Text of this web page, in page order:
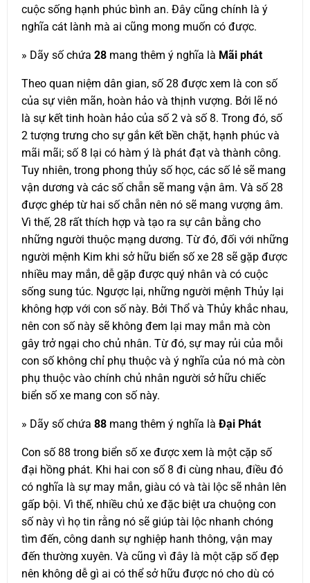
cuộc sống hạnh phúc bình an. Đây cũng chính là ý
nghĩa cát lành mà ai cũng mong muốn có được.
» Dãy số chứa 28 mang thêm ý nghĩa là Mãi phát
Theo quan niệm dân gian, số 28 được xem là con số
của sự viên mãn, hoàn hảo và thịnh vượng. Bởi lẽ nó
là sự kết tinh hoàn hảo của số 2 và số 8. Trong đó, số
2 tượng trưng cho sự gắn kết bền chặt, hạnh phúc và
mãi mãi; số 8 lại có hàm ý là phát đạt và thành công.
Tuy nhiên, trong phong thủy số học, các số lẻ sẽ mang
vận dương và các số chẵn sẽ mang vận âm. Và số 28
được ghép từ hai số chẵn nên nó sẽ mang vượng âm.
Vì thế, 28 rất thích hợp và tạo ra sự cân bằng cho
những người thuộc mạng dương. Từ đó, đối với những
người mệnh Kim khi sở hữu biển số xe 28 sẽ gặp được
nhiều may mắn, dễ gặp được quý nhân và có cuộc
sống sung túc. Ngược lại, những người mệnh Thủy lại
không hợp với con số này. Bởi Thổ và Thủy khắc nhau,
nên con số này sẽ không đem lại may mắn mà còn
gây trở ngại cho chủ nhân. Từ đó, sự may rủi của mỗi
con số không chỉ phụ thuộc và ý nghĩa của nó mà còn
phụ thuộc vào chính chủ nhân người sở hữu chiếc
biển số xe mang con số này.
» Dãy số chứa 88 mang thêm ý nghĩa là Đại Phát
Con số 88 trong biển số xe được xem là một cặp số
đại hồng phát. Khi hai con số 8 đi cùng nhau, điều đó
có nghĩa là sự may mắn, giàu có và tài lộc sẽ nhân lên
gấp bội. Vì thế, nhiều chủ xe đặc biệt ưa chuộng con
số này vì họ tin rằng nó sẽ giúp tài lộc nhanh chóng
tìm đến, công danh sự nghiệp hanh thông, vận may
đến thường xuyên. Và cũng vì đây là một cặp số đẹp
nên không dễ gì ai có thể sở hữu được nó cho dù có